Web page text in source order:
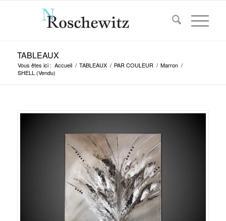
TABLEAUX
Vous êtes ici : Accueil / TABLEAUX / PAR COULEUR / Marron /
SHELL (Vendu)